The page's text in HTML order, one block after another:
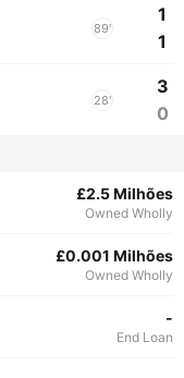
89'
1
1
28'
3
0
£2.5 Milhões
Owned Wholly
£0.001 Milhões
Owned Wholly
-
End Loan